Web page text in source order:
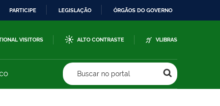
PARTICIPE LEGISLAÇÃO ÓRGÃOS DO GOVERNO
VISITORS ALTO CONTRASTE VLIBRAS
Buscar no portal